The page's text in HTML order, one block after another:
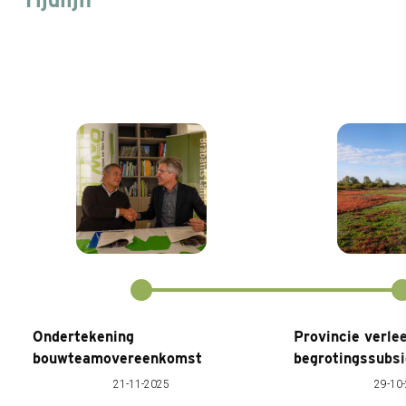
Ondertekening
bouwteamovereenkomst
21-11-2025
Provincie
29-